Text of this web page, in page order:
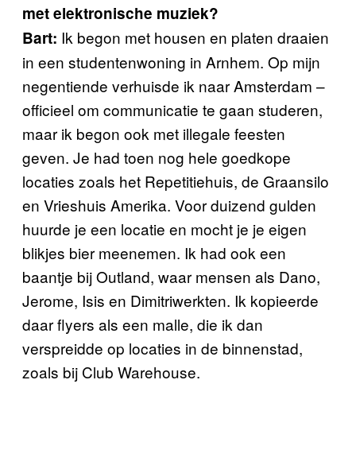
met elektronische muziek?
Bart: Ik begon met housen en platen draaien
in een studentenwoning in Arnhem. Op mijn
negentiende verhuisde ik naar Amsterdam –
officieel om communicatie te gaan studeren,
maar ik begon ook met illegale feesten
geven. Je had toen nog hele goedkope
locaties zoals het Repetitiehuis, de Graansilo
en Vrieshuis Amerika. Voor duizend gulden
huurde je een locatie en mocht je je eigen
blikjes bier meenemen. Ik had ook een
baantje bij Outland, waar mensen als Dano,
Jerome, Isis en Dimitriwerkten. Ik kopieerde
daar flyers als een malle, die ik dan
verspreidde op locaties in de binnenstad,
zoals bij Club Warehouse.